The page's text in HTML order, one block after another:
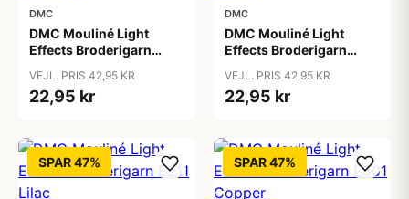
DMC
DMC Mouliné Light
Effects Broderigarn
VEJL. PRIS 42,95 KR
22,95 kr
DMC
DMC Mouliné Light
Effects Broderigarn
VEJL. PRIS 42,95 KR
22,95 kr
SPAR 47% SPAR 47%